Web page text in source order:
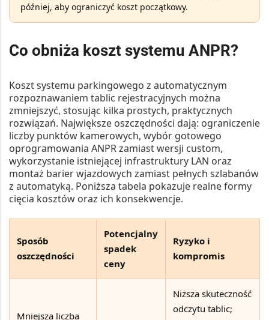
później, aby ograniczyć koszt początkowy.
Co obniża koszt systemu ANPR?
Kosztsystemu parkingowego z automatycznym
rozpoznawaniem tablic rejestracyjnych można
zmniejszyć, stosując kilka prostych, praktycznych
rozwiązań. Największe oszczędności dają: ograniczenie
liczby punktów kamerowych, wybór gotowego
oprogramowania ANPRzamiast wersji custom,
wykorzystanie istniejącej infrastruktury LAN oraz
montaż barier wjazdowych zamiast pełnych szlabanów
z automatyką. Poniższa tabela pokazuje realne formy
cięcia kosztów oraz ich konsekwencje.
Sposób
oszczędności
Potencjalny
spadek
ceny
Ryzyko i
kompromis
Mniejsza liczba
Niższa skuteczność
odczytu tablic;